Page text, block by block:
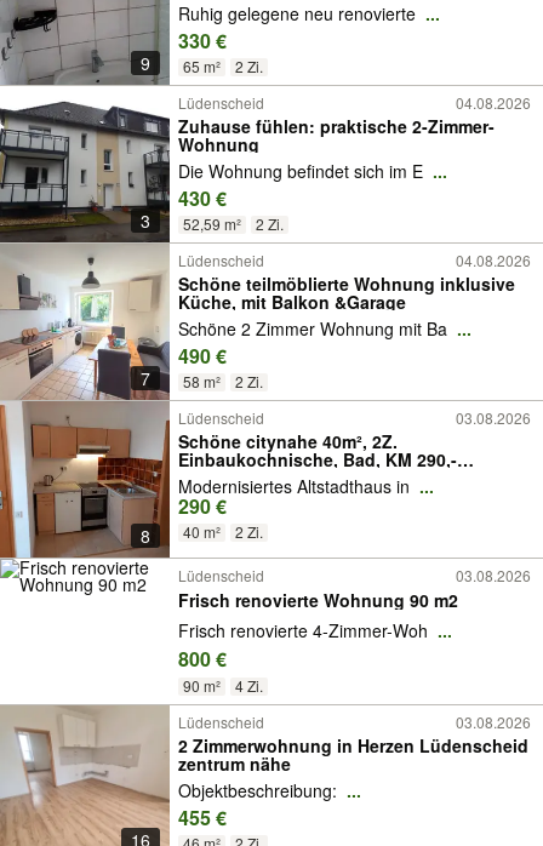
9
Ruhig gelegene neu renovierte ...
330 €
65 m² 2 Zi.
3
Lüdenscheid 04.08.2026
Zuhause fühlen: praktische 2-Zimmer-
Wohnung
Die Wohnung befindet sich im E ...
430 €
52,59 m² 2 Zi.
7
Lüdenscheid 04.08.2026
Schöne teilmöblierte Wohnung inklusive
Küche, mit Balkon &Garage
Schöne 2 Zimmer Wohnung mit Ba ...
490 €
58 m² 2 Zi.
8
Lüdenscheid 03.08.2026
Schöne citynahe 40m², 2Z.
Einbaukochnische, Bad, KM 290,-
Lüdensc
Modernisiertes Altstadthaus in ...
290 €
40 m² 2 Zi.
Lüdenscheid 03.08.2026
Frisch renovierte Wohnung 90 m2
Frisch renovierte 4-Zimmer-Woh ...
800 €
90 m² 4 Zi.
16
Lüdenscheid 03.08.2026
2 Zimmerwohnung in Herzen Lüdenscheid
zentrum nähe
Objektbeschreibung: ...
455 €